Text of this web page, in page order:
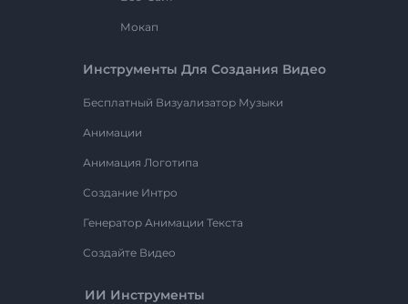
Мокап
Инструменты Для Создания Видео
Бесплатный Визуализатор Музыки
Анимации
Анимация Логотипа
Создание Интро
Генератор Анимации Текста
Создайте Видео
ИИ Инструменты